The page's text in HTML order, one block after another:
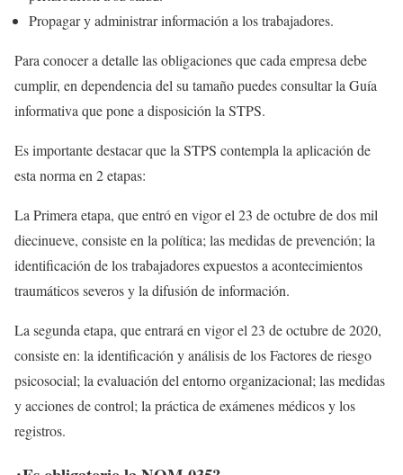
Propagar y administrar información a los trabajadores.
Para conocer a detalle las obligaciones que cada empresa debe
cumplir, en dependencia del su tamaño puedes consultar la Guía
informativa que pone a disposición la STPS.
Es importante destacar que la STPS contempla la aplicación de
esta norma en 2 etapas:
La Primera etapa, que entró en vigor el 23 de octubre de dos mil
diecinueve, consiste en la política; las medidas de prevención; la
identificación de los trabajadores expuestos a acontecimientos
traumáticos severos y la difusión de información.
La segunda etapa, que entrará en vigor el 23 de octubre de 2020,
consiste en: la identificación y análisis de los Factores de riesgo
psicosocial; la evaluación del entorno organizacional; las medidas
y acciones de control; la práctica de exámenes médicos y los
registros.